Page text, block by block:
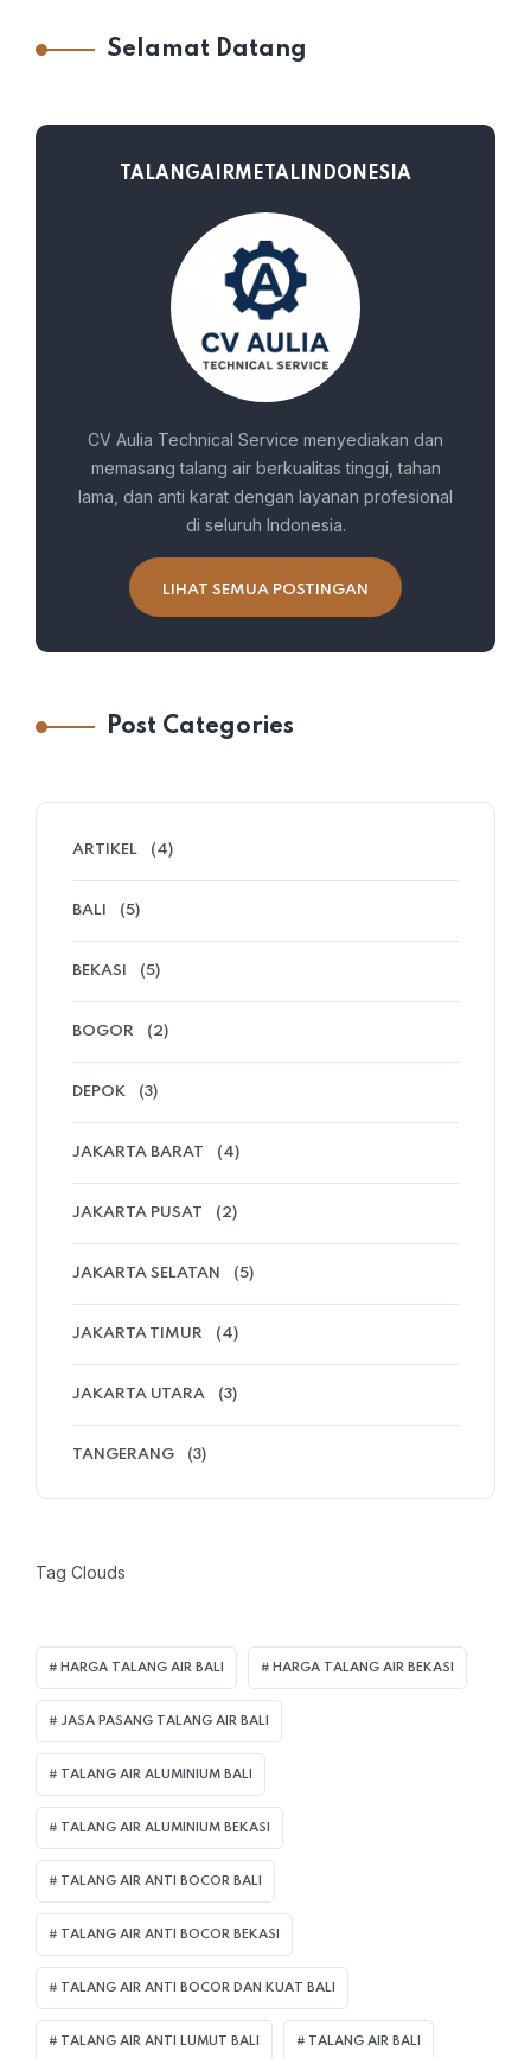
Selamat Datang
TALANGAIRMETALINDONESIA
CV Aulia Technical Service menyediakan dan
memasang talang air berkualitas tinggi, tahan
lama, dan anti karat dengan layanan profesional
di seluruh Indonesia.
LIHAT SEMUA POSTINGAN
Post Categories
ARTIKEL (4)
BALI (5)
BEKASI (5)
BOGOR (2)
DEPOK (3)
JAKARTA BARAT (4)
JAKARTA PUSAT (2)
JAKARTA SELATAN (5)
JAKARTA TIMUR (4)
JAKARTA UTARA (3)
TANGERANG (3)
Tag Clouds
HARGA TALANG AIR BALI HARGA TALANG AIR BEKASI
JASA PASANG TALANG AIR BALI
TALANG AIR ALUMINIUM BALI
TALANG AIR ALUMINIUM BEKASI
TALANG AIR ANTI BOCOR BALI
TALANG AIR ANTI BOCOR BEKASI
TALANG AIR ANTI BOCOR DAN KUAT BALI
TALANG AIR ANTI LUMUT BALI TALANG AIR BALI